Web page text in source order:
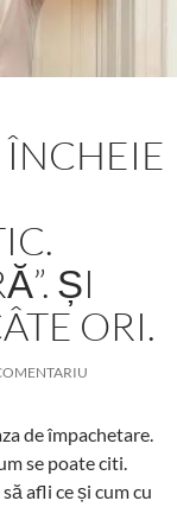
ÎNCHEIE
ȘI
ORI.
de împachetare.
se poate citi.
afli ce și cum cu